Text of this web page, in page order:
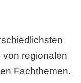
regionalen
Fachthemen.